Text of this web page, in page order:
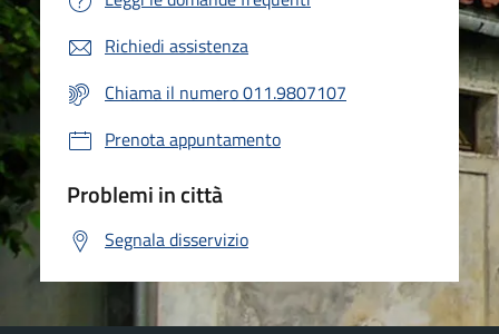
Richiedi assistenza
Chiama il numero 011.9807107
Prenota appuntamento
Problemi in città
Segnala disservizio